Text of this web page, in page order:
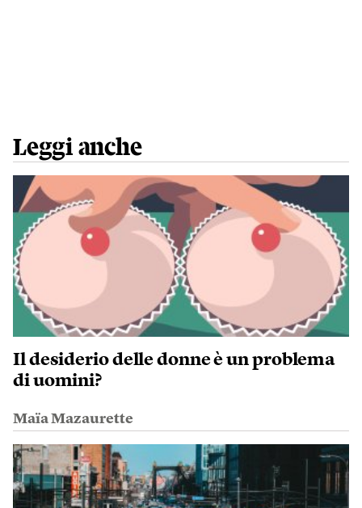
Leggi anche
Il desiderio delle donne è un problema
di uomini?
Maïa Mazaurette